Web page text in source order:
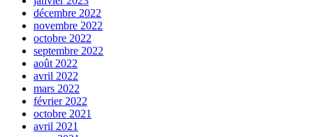
décembre 2022
novembre 2022
octobre 2022
septembre 2022
août 2022
avril 2022
mars 2022
février 2022
octobre 2021
avril 2021